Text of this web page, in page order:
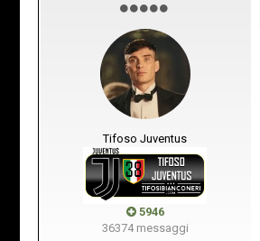
Tifoso Juventus
5946
36374 messaggi